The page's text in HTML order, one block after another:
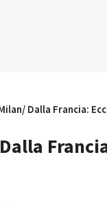
Dalla Francia: